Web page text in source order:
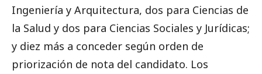
Ingeniería y Arquitectura, dos para Ciencias de
la Salud y dos para Ciencias Sociales y Jurídicas;
y diez más a conceder según orden de
priorización de nota del candidato. Los